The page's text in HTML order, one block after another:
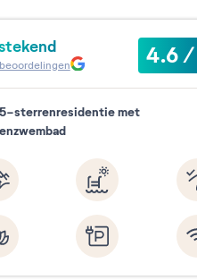
4.6/
beoordelingen
5-sterrenresidentie met